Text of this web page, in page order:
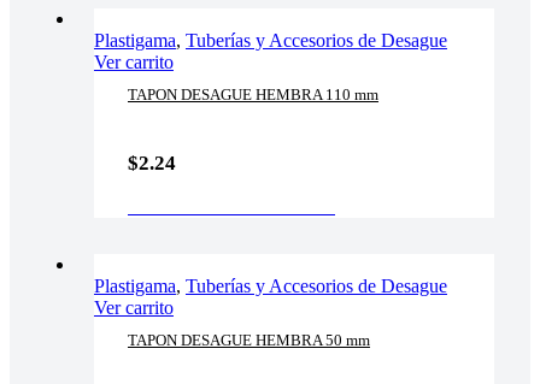
Plastigama, Tuberías y Accesorios de Desague
Ver carrito
TAPON DESAGUE HEMBRA 110 mm
$2.24
Plastigama, Tuberías y Accesorios de Desague
Ver carrito
TAPON DESAGUE HEMBRA 50 mm